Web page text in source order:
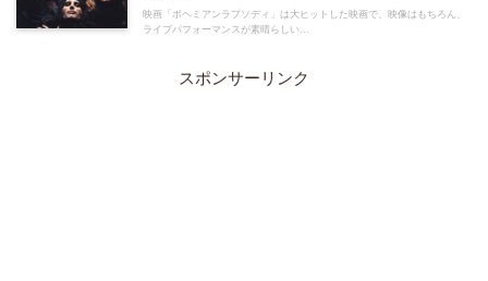
映画「ボヘミアンラプソディ」は大ヒットした映画で、映像はもちろん、
ライブパフォーマンスが素晴らしい...
スポンサーリンク